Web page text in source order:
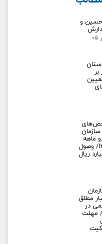
حسین و
ماهه
سال ۱۴۰۵/ وصول
میلیارد ریال
مطلق
در
مهلت